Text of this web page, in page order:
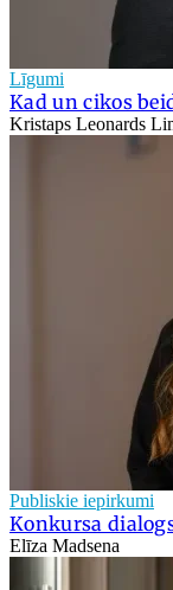
Līgumi
Kad un cikos
Kristaps Leonards
Publiskie iepirkumi
Konkursa
Elīza Madsena